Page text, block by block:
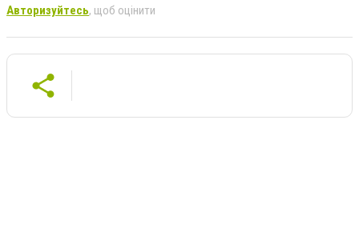
Авторизуйтесь, щоб оцінити